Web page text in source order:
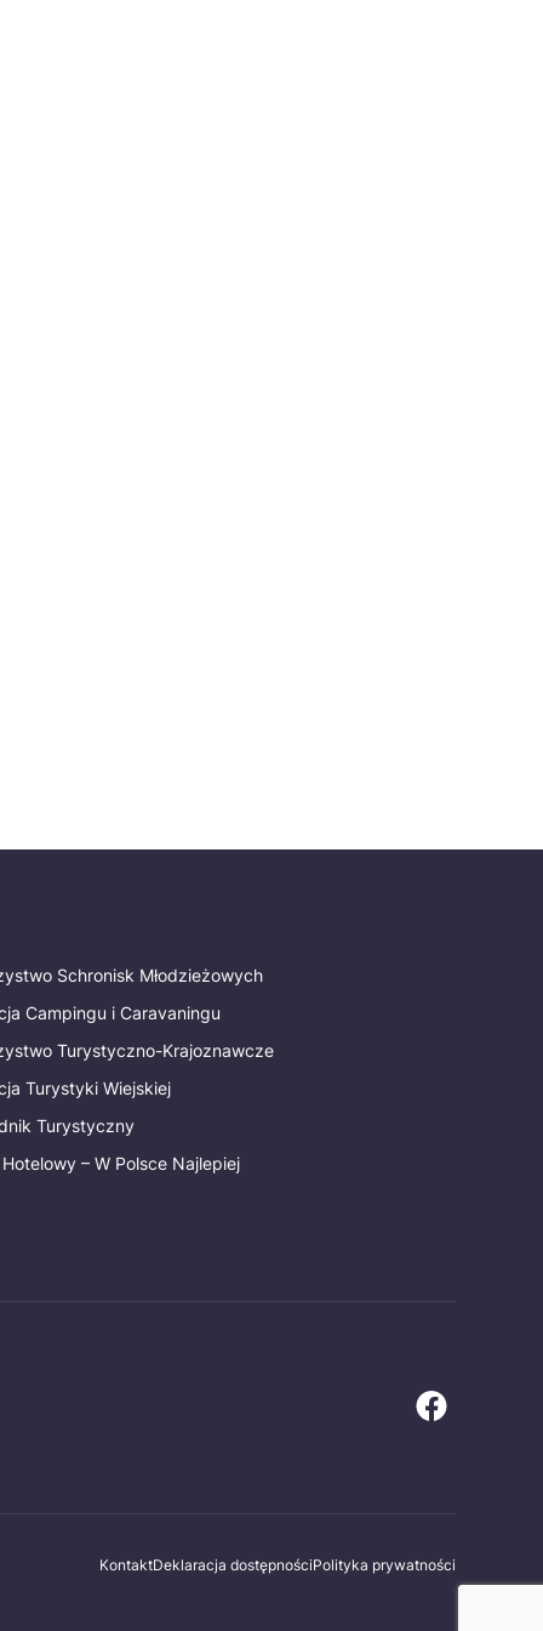
Schronisk Młodzieżowych
Campingu i Caravaningu
Turystyczno-Krajoznawcze
Turystyki Wiejskiej
Turystyczny
– W Polsce Najlepiej
KontaktDeklaracja dostępnościPolityka prywatności